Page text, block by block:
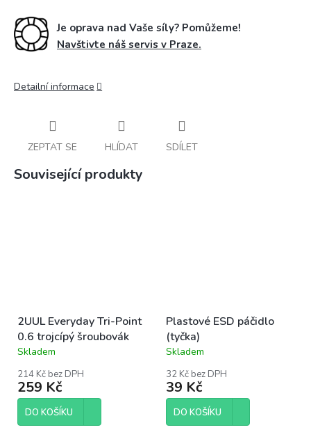
Je oprava nad Vaše síly? Pomůžeme!
Navštivte náš servis v Praze.
Detailní informace
ZEPTAT SE HLÍDAT SDÍLET
Související produkty
2UUL Everyday Tri-Point
0.6 trojcípý šroubovák
Průměrné
produktu
je
5,0
Skladem
214 Kč bez DPH
259 Kč
DO KOŠÍKU
Plastové ESD páčidlo
(tyčka)
Průměrné
produktu
je
5,0
Skladem
32 Kč bez DPH
39 Kč
DO KOŠÍKU